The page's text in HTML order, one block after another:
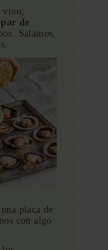
vino;
par de
Salamos,
placa de
con algo